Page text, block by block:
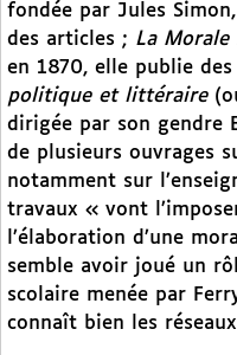
fondée par Jules
des articles ; La Morale
en 1870, elle publie
politique et littéraire
dirigée par son gendre
de plusieurs ouvrages
notamment sur
travaux « vont
l’élaboration d’une
semble avoir joué un
scolaire menée par
connaît bien les